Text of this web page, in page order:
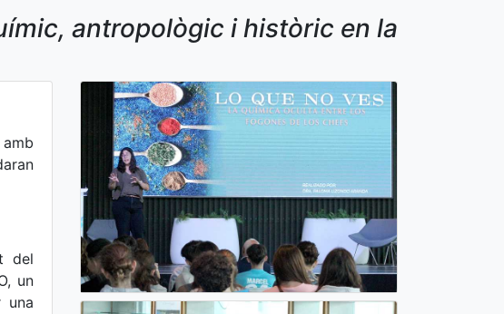
antropològic i històric en la
del
un
una